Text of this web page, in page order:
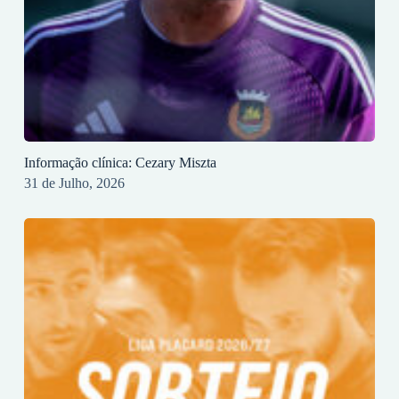
Informação clínica: Cezary Miszta
31 de Julho, 2026